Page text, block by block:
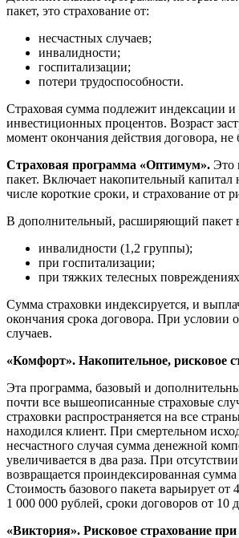
пакет, это страхование от:
несчастных случаев;
инвалидности;
госпитализации;
потери трудоспособности.
Страховая сумма подлежит индексации
инвестиционных процентов. Возраст
момент окончания действия договора, не
Страховая программа «Оптимум». Это
пакет. Включает накопительный капитал
числе короткие сроки, и страхование от
В дополнительный, расширяющий пакет
инвалидности (1,2 группы);
при госпитализации;
при тяжких телесных
Сумма страховки индексируется, и
окончания срока договора. При условии
случаев.
«Комфорт». Накопительное, рисковое
Эта программа, базовый и
почти все вышеописанные страховые
страховки распространяется на все
находился клиент. При смертельном
несчастного случая сумма денежной
увеличивается в два раза. При
возвращается проиндексированная сумма
Стоимость базового пакета варьирует от
1 000 000 рублей, сроки договоров от 10
«Виктория». Рисковое страхование